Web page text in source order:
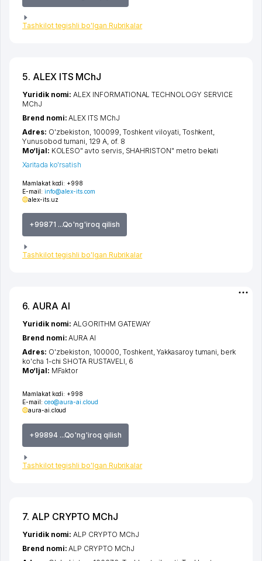
Tashkilot tegishli bo'lgan Rubrikalar
5. ALEX ITS MChJ
Mamlakat kodi: +998
E-mail: info@alex-its.com
alex-its.uz
+99871 ...Qo'ng'iroq qilish
Tashkilot tegishli bo'lgan Rubrikalar
Yuridik nomi:ALEX INFORMATIONAL TECHNOLOGY SERVICE
MChJ
Brend nomi:ALEX ITS MChJ
Adres: O'zbekiston, 100099, Toshkent viloyati Toshkent
Yunusobod tumani , 129 A, of. 8
Mo‘ljal: KOLESO" avto servis, SHAHRISTON" metro bekati
Xaritada ko'rsatish
6. AURA AI
Mamlakat kodi: +998
E-mail: ceo@aura-ai.cloud
aura-ai.cloud
+99894 ...Qo'ng'iroq qilish
Tashkilot tegishli bo'lgan Rubrikalar
Yuridik nomi:ALGORITHM GATEWAY
Brend nomi:AURA AI
Adres: O'zbekiston, 100000, Toshkent,Yakkasaroy tumani, berk
ko'cha 1-chi SHOTA RUSTAVELI, 6
Mo‘ljal: MFaktor
7. ALP CRYPTO MChJ
Yuridik nomi:ALP CRYPTO MChJ
Brend nomi:ALP CRYPTO MChJ